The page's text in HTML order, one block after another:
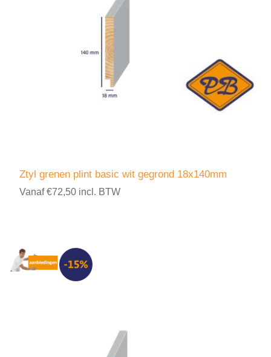
Ztyl grenen plint basic wit gegrond 18x140mm
Vanaf €72,50 incl. BTW